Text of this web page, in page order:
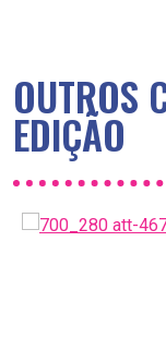
OUTROS
EDIÇÃO